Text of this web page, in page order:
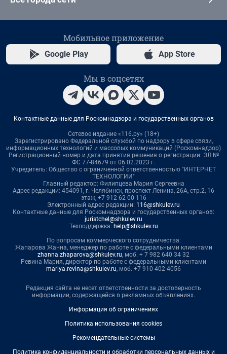
Мобильное приложение
Google Play App Store
Мы в соцсетях
Контактные данные для Роскомнадзора и государственных органов
Сетевое издание «116.ру» (18+)
Зарегистрировано Федеральной службой по надзору в сфере связи,
информационных технологий и массовых коммуникаций (Роскомнадзор)
Регистрационный номер и дата принятия решения о регистрации: ЭЛ №
ФС 77-84679 от 06.02.2023 г.
Учредитель: Общество с ограниченной ответственностью "ИНТЕРНЕТ
ТЕХНОЛОГИИ"
Главный редактор: Филипцева Мария Сергеевна
Адрес редакции: 454091, г. Челябинск, проспект Ленина, 26А, стр.2, 16
этаж, +7 912 62 00 116
Электронный адрес редакции: 116@shkulev.ru
Контактные данные для Роскомнадзора и государственных органов:
juristchel@shkulev.ru
Техподдержка: help@shkulev.ru
По вопросам коммерческого сотрудничества:
Жапарова Жанна, менеджер по работе с федеральными клиентами
zhanna.zhaparova@shkulev.ru, моб. + 7 982 640 34 32
Ревина Мария, директор по работе с федеральными клиентами
mariya.revina@shkulev.ru, моб. +7 910 402 4056
Редакция сайта не несет ответственности за достоверность
информации, содержащейся в рекламных объявлениях.
Информация об ограничениях
Политика использования cookies
Рекомендательные системы
Политика конфиденциальности и обработки персональных данных и